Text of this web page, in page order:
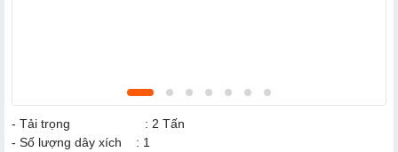
- Tải trọng : 2 Tấn
- Số lượng dây xích : 1